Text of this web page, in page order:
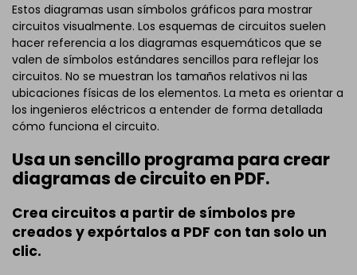
Estos diagramas usan símbolos gráficos para mostrar
circuitos visualmente. Los esquemas de circuitos suelen
hacer referencia a los diagramas esquemáticos que se
valen de símbolos estándares sencillos para reflejar los
circuitos. No se muestran los tamaños relativos ni las
ubicaciones físicas de los elementos. La meta es orientar a
los ingenieros eléctricos a entender de forma detallada
cómo funciona el circuito.
Usa un sencillo programa para crear
diagramas de circuito en PDF.
Crea circuitos a partir de símbolos pre
creados y expórtalos a PDF con tan solo un
clic.